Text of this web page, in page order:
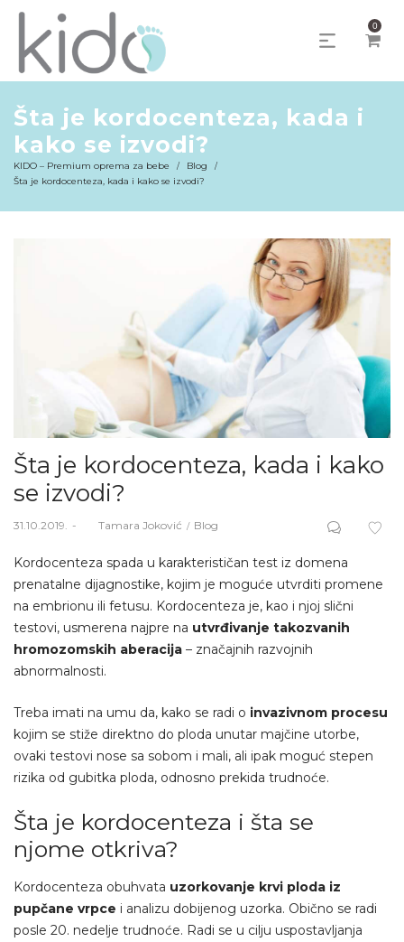
0
Šta je kordocenteza, kada i
kako se izvodi?
KIDO – Premium oprema za bebe / Blog /
Šta je kordocenteza, kada i kako se izvodi?
Šta je kordocenteza, kada i kako
se izvodi?
Posted
31.10.2019. OdTamara Joković
Posted
Blog
Kordocenteza spada u karakterističan test iz domena
prenatalne dijagnostike, kojim je moguće utvrditi promene
na embrionu ili fetusu. Kordocenteza je, kao i njoj slični
testovi, usmerena najpre na utvrđivanje takozvanih
hromozomskih aberacija – značajnih razvojnih
abnormalnosti.
Treba imati na umu da, kako se radi o invazivnom procesu
kojim se stiže direktno do ploda unutar majčine utorbe,
ovaki testovi nose sa sobom i mali, ali ipak moguć stepen
rizika od gubitka ploda, odnosno prekida trudnoće.
Šta je kordocenteza i šta se
njome otkriva?
Kordocenteza obuhvata uzorkovanje krvi ploda iz
pupčane vrpce i analizu dobijenog uzorka. Obično se radi
posle 20. nedelje trudnoće. Radi se u cilju uspostavljanja